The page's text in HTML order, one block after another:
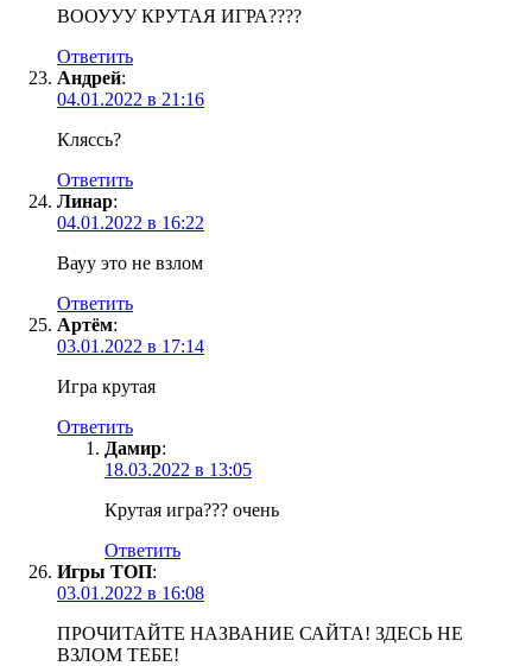
ВООУУУ КРУТАЯ ИГРА????
Ответить
Андрей:
04.01.2022 в 21:16
Кляссь?
Ответить
Линар:
04.01.2022 в 16:22
Вауу это не взлом
Ответить
Артём:
03.01.2022 в 17:14
Игра крутая
Ответить
Дамир:
18.03.2022 в 13:05
Крутая игра??? очень
Ответить
Игры ТОП:
03.01.2022 в 16:08
ПРОЧИТАЙТЕ НАЗВАНИЕ САЙТА! ЗДЕСЬ НЕ
ВЗЛОМ ТЕБЕ!